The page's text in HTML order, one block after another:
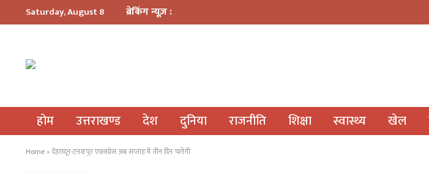
Saturday, August 8 ब्रेकिंग न्यूज़ :
होम उत्तराखण्ड देश दुनिया राजनीति शिक्षा स्वास्थ्य खेल
Home »देहरादून-टनकपुर एक्सप्रेस अब सप्ताह में तीन दिन चलेगी